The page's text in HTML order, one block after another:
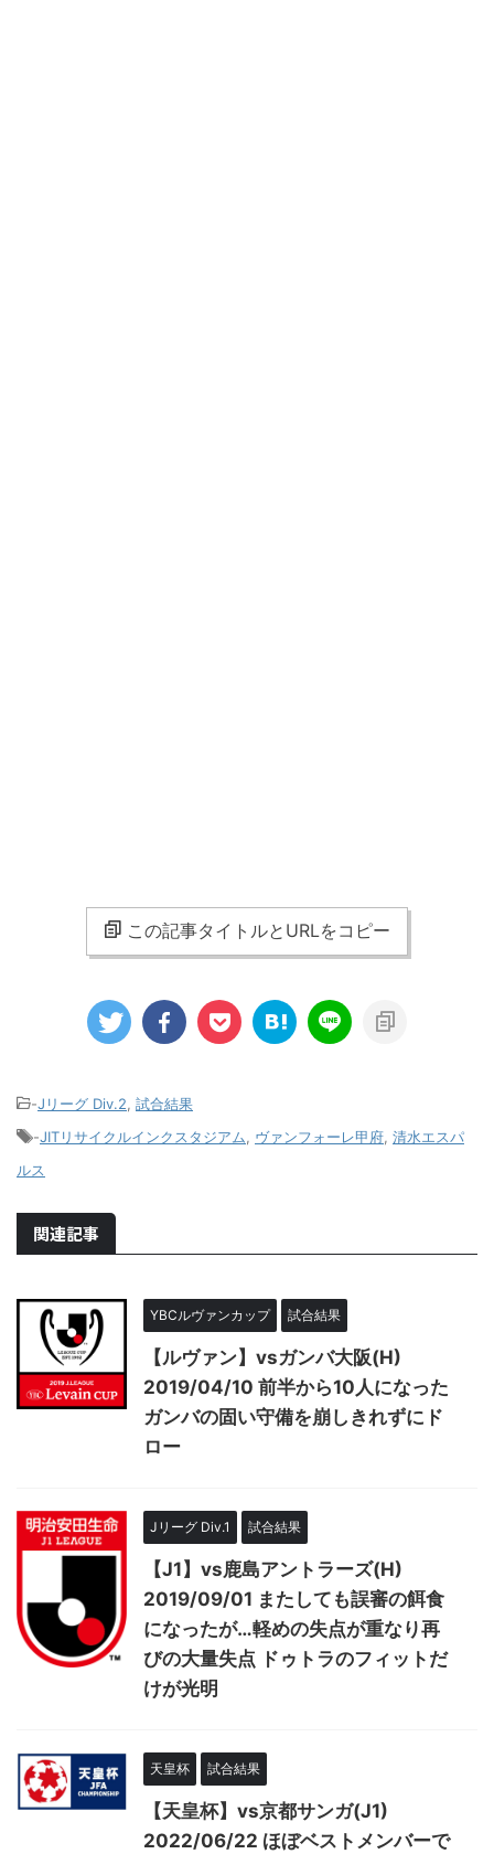
この記事タイトルとURLをコピー
-Jリーグ Div.2 試合結果
-JITリサイクルインクスタジアム ヴァンフォーレ甲府 清水エスパ
ルス
関連記事
YBCルヴァンカップ 試合結果
【ルヴァン】vsガンバ大阪(H)
2019/04/10 前半から10人になった
ガンバの固い守備を崩しきれずにド
ロー
Jリーグ Div.1 試合結果
【J1】vs鹿島アントラーズ(H)
2019/09/01 またしても誤審の餌食
になったが…軽めの失点が重なり再
びの大量失点 ドゥトラのフィットだ
けが光明
天皇杯 試合結果
【天皇杯】vs京都サンガ(J1)
2022/06/22 ほぼベストメンバーで